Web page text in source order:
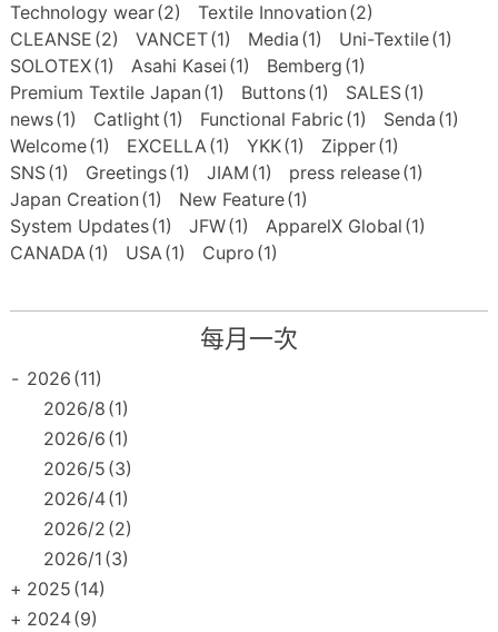
Technology wear(2) Textile Innovation (2)
CLEANSE (2) VANCET(1) Media (1) Uni-Textile(1)
SOLOTEX(1) Asahi Kasei (1) Bemberg (1)
Premium Textile Japan (1) Buttons(1) SALES(1)
news(1) Catlight (1) Functional Fabric (1) Senda (1)
Welcome(1) EXCELLA(1) YKK(1) Zipper(1)
SNS(1) Greetings(1) JIAM (1) press release(1)
Japan Creation (1) New Feature(1)
System Updates(1) JFW(1) ApparelX Global (1)
CANADA(1) USA(1) Cupro (1)
每月一次
- 2026 (11)
2026/8 (1)
2026/6 (1)
2026/5 (3)
2026/4(1)
2026/2 (2)
2026/1 (3)
+ 2025 (14)
+ 2024(9)